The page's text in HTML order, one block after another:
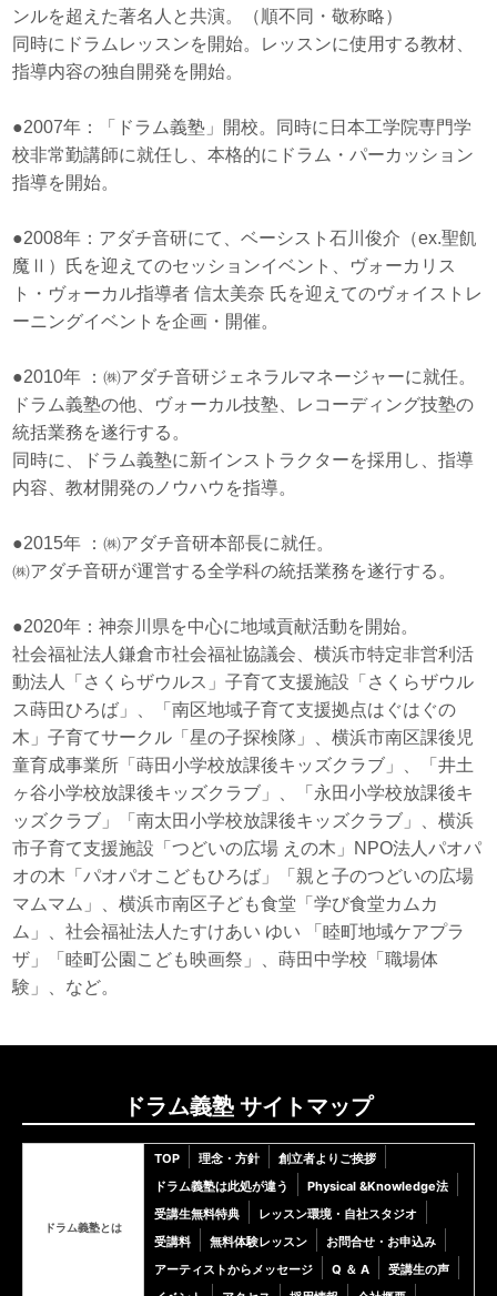
ンルを超えた著名人と共演。（順不同・敬称略）
同時にドラムレッスンを開始。レッスンに使用する教材、
指導内容の独自開発を開始。
●2007年：「ドラム義塾」開校。同時に日本工学院専門学
校非常勤講師に就任し、本格的にドラム・パーカッション
指導を開始。
●2008年：アダチ音研にて、ベーシスト石川俊介（ex.聖飢
魔Ⅱ）氏を迎えてのセッションイベント、ヴォーカリス
ト・ヴォーカル指導者 信太美奈 氏を迎えてのヴォイストレ
ーニングイベントを企画・開催。
●2010年 ：㈱アダチ音研ジェネラルマネージャーに就任。
ドラム義塾の他、ヴォーカル技塾、レコーディング技塾の
統括業務を遂行する。
同時に、ドラム義塾に新インストラクターを採用し、指導
内容、教材開発のノウハウを指導。
●2015年 ：㈱アダチ音研本部長に就任。
㈱アダチ音研が運営する全学科の統括業務を遂行する。
●2020年：神奈川県を中心に地域貢献活動を開始。
社会福祉法人鎌倉市社会福祉協議会、横浜市特定非営利活
動法人「さくらザウルス」子育て支援施設「さくらザウル
ス蒔田ひろば」、「南区地域子育て支援拠点はぐはぐの
木」子育てサークル「星の子探検隊」、横浜市南区課後児
童育成事業所「蒔田小学校放課後キッズクラブ」、「井土
ヶ谷小学校放課後キッズクラブ」、「永田小学校放課後キ
ッズクラブ」「南太田小学校放課後キッズクラブ」、横浜
市子育て支援施設「つどいの広場 えの木」NPO法人パオパ
オの木「パオパオこどもひろば」「親と子のつどいの広場
マムマム」、横浜市南区子ども食堂「学び食堂カムカ
ム」、社会福祉法人たすけあい ゆい 「睦町地域ケアプラ
ザ」「睦町公園こども映画祭」、蒔田中学校「職場体
験」、など。
ドラム義塾 サイトマップ
ドラム義塾とは
TOP 理念・方針
創立者よりご挨拶
ドラム義塾は此処が違う
Physical &Knowledge法
受講生無料特典
レッスン環境・自社スタジオ
受講料
無料体験レッスン
お問合せ・お申込み
アーティストからメッセージ
Q ＆ A
受講生の声